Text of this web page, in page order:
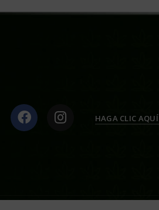
HAGA CLIC